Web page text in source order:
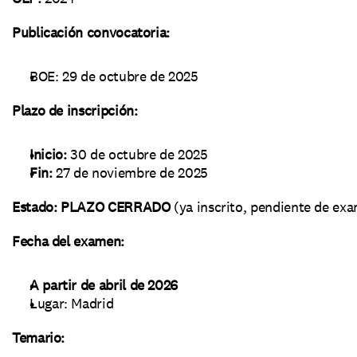
Publicación convocatoria:
BOE: 29 de octubre de 2025
Plazo de inscripción:
Inicio: 30 de octubre de 2025
Fin: 27 de noviembre de 2025
Estado: PLAZO CERRADO (ya inscrito, pendiente de
Fecha del examen:
A partir de abril de 2026
Lugar: Madrid
Temario: